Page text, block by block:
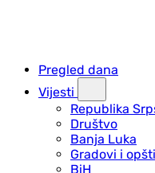
Pregled dana
Vijesti
Republika
Društvo
Banja Luka
Gradovi i
BiH